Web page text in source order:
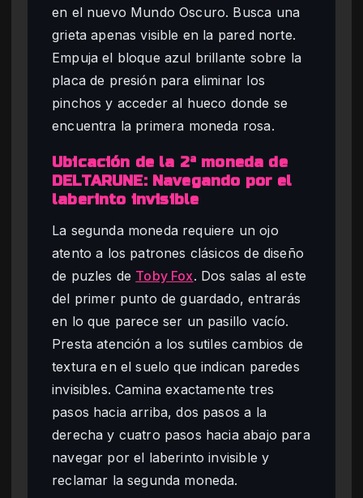
en el nuevo Mundo Oscuro. Busca una
grieta apenas visible en la pared norte.
Empuja el bloque azul brillante sobre la
placa de presión para eliminar los
pinchos y acceder al hueco donde se
encuentra la primera moneda rosa.
Ubicación de la 2ª moneda de
DELTARUNE: Navegando por el
laberinto invisible
La segunda moneda requiere un ojo
atento a los patrones clásicos de diseño
de puzles de Toby Fox. Dos salas al este
del primer punto de guardado, entrarás
en lo que parece ser un pasillo vacío.
Presta atención a los sutiles cambios de
textura en el suelo que indican paredes
invisibles. Camina exactamente tres
pasos hacia arriba, dos pasos a la
derecha y cuatro pasos hacia abajo para
navegar por el laberinto invisible y
reclamar la segunda moneda.